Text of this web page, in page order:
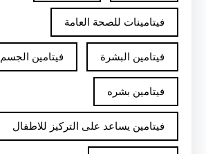
فيتامينات للصحة العامة
فيتامين البشرة فيتامين الجسم
فيتامين بشره
فيتامين يساعد على التركيز للاطفال